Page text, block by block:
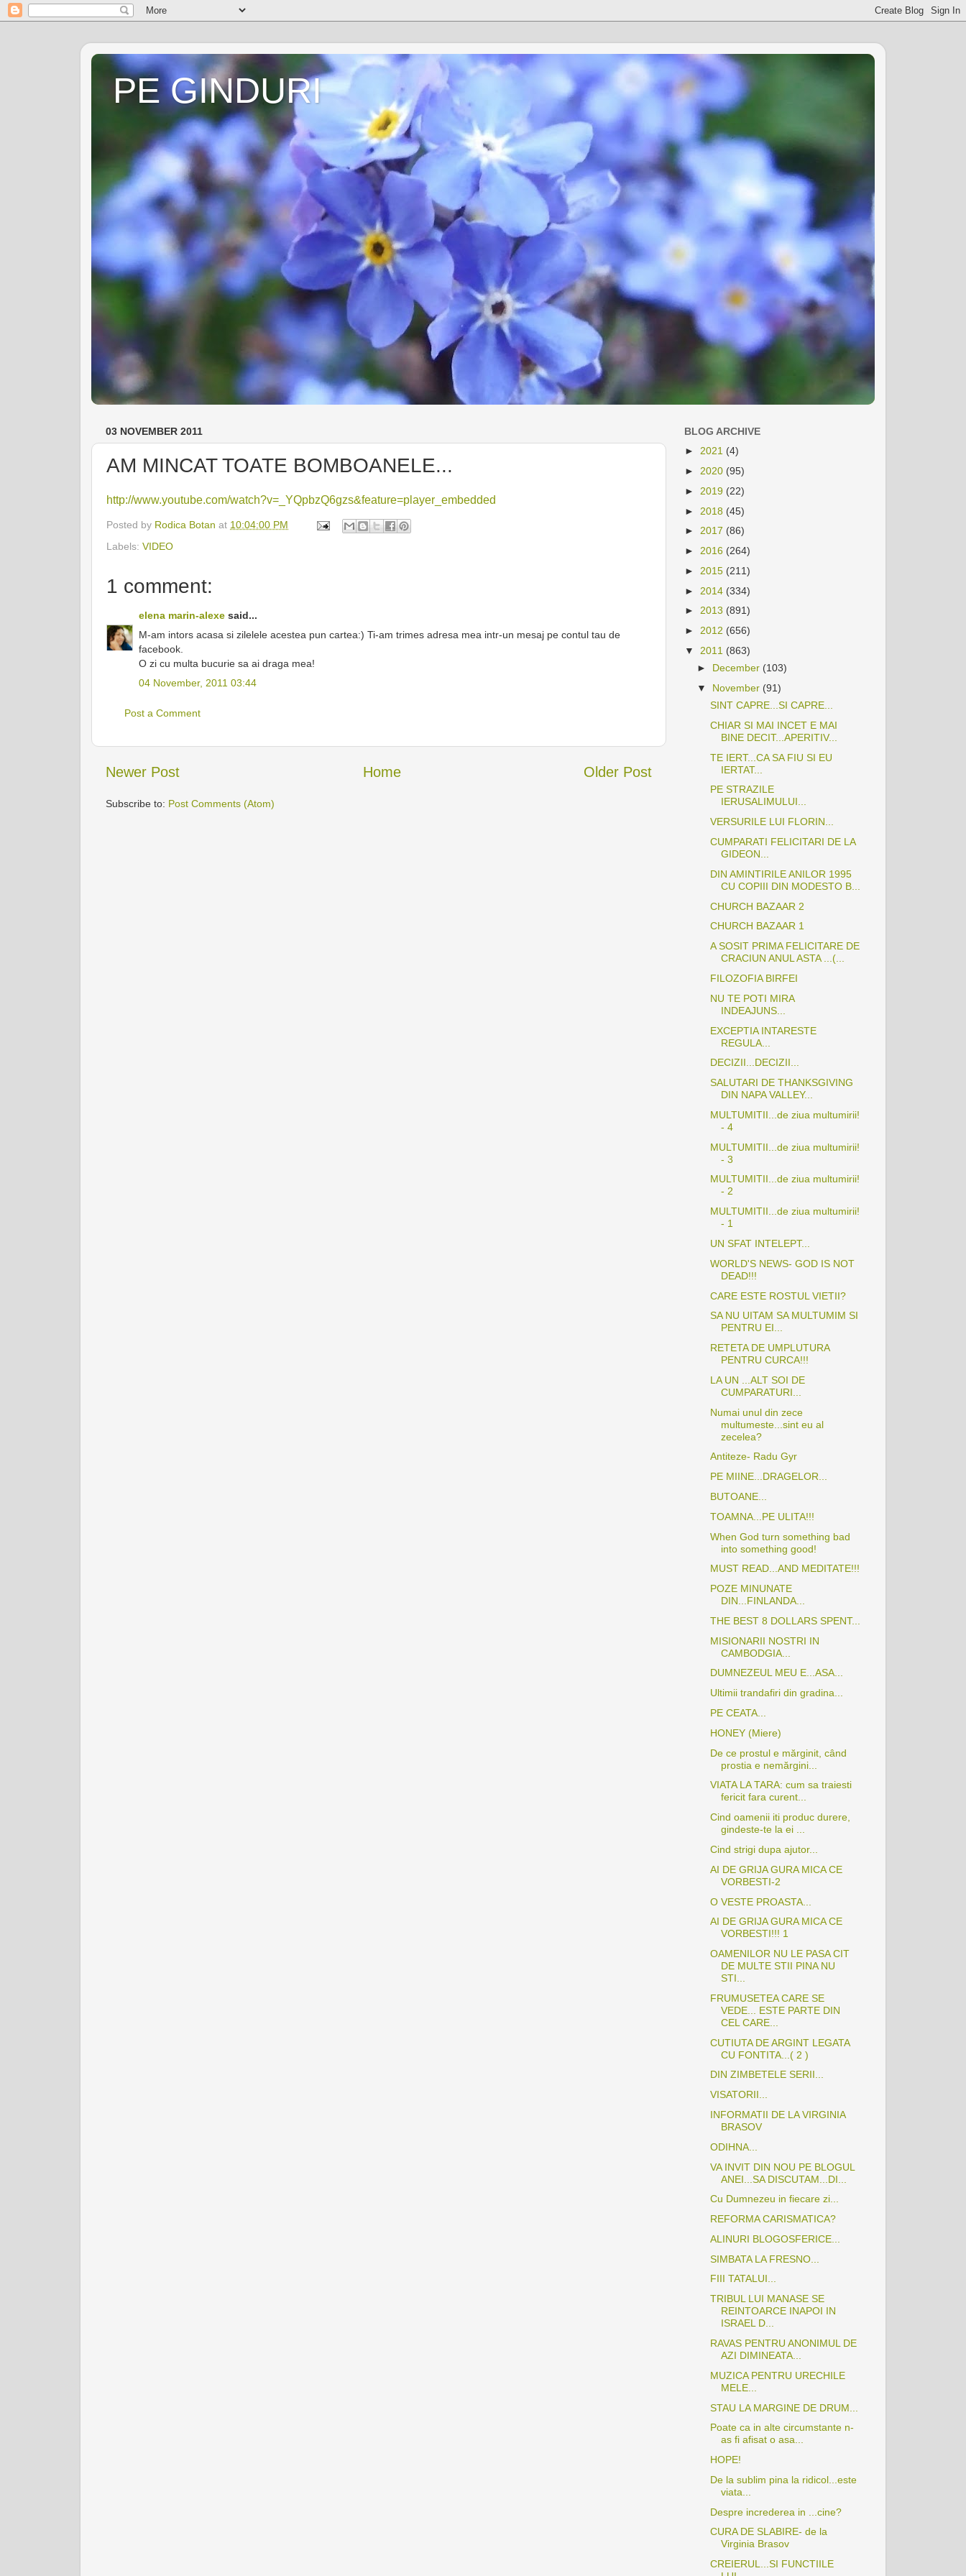
PE GINDURI
03 NOVEMBER 2011
AM MINCAT TOATE BOMBOANELE...
http://www.youtube.com/watch?v=_YQpbzQ6gzs&feature=player_embedded
Posted by Rodica Botan at 10:04:00 PM
Labels: VIDEO
1 comment:
elena marin-alexe said...
M-am intors acasa si zilelele acestea pun cartea:) Ti-am trimes adresa mea intr-un mesaj pe contul tau de
facebook.
O zi cu multa bucurie sa ai draga mea!
04 November, 2011 03:44
Post a Comment
Newer Post Older Post
Home
Subscribe to: Post Comments (Atom)
BLOG ARCHIVE
► 2021 (4)
► 2020 (95)
► 2019 (22)
► 2018 (45)
► 2017 (86)
► 2016 (264)
► 2015 (211)
► 2014 (334)
► 2013 (891)
► 2012 (656)
▼ 2011 (863)
► December (103)
▼ November (91)
SINT CAPRE...SI CAPRE...
CHIAR SI MAI INCET E MAI
BINE DECIT...APERITIV...
TE IERT...CA SA FIU SI EU
IERTAT...
PE STRAZILE
IERUSALIMULUI...
VERSURILE LUI FLORIN...
CUMPARATI FELICITARI DE LA
GIDEON...
DIN AMINTIRILE ANILOR 1995
CU COPIII DIN MODESTO B...
CHURCH BAZAAR 2
CHURCH BAZAAR 1
A SOSIT PRIMA FELICITARE DE
CRACIUN ANUL ASTA ...(...
FILOZOFIA BIRFEI
NU TE POTI MIRA
INDEAJUNS...
EXCEPTIA INTARESTE
REGULA...
DECIZII...DECIZII...
SALUTARI DE THANKSGIVING
DIN NAPA VALLEY...
MULTUMITII...de ziua multumirii!
- 4
MULTUMITII...de ziua multumirii!
- 3
MULTUMITII...de ziua multumirii!
- 2
MULTUMITII...de ziua multumirii!
- 1
UN SFAT INTELEPT...
WORLD'S NEWS- GOD IS NOT
DEAD!!!
CARE ESTE ROSTUL VIETII?
SA NU UITAM SA MULTUMIM SI
PENTRU EI...
RETETA DE UMPLUTURA
PENTRU CURCA!!!
LA UN ...ALT SOI DE
CUMPARATURI...
Numai unul din zece
multumeste...sint eu al
zecelea?
Antiteze- Radu Gyr
PE MIINE...DRAGELOR...
BUTOANE...
TOAMNA...PE ULITA!!!
When God turn something bad
into something good!
MUST READ...AND MEDITATE!!!
POZE MINUNATE
DIN...FINLANDA...
THE BEST 8 DOLLARS SPENT...
MISIONARII NOSTRI IN
CAMBODGIA...
DUMNEZEUL MEU E...ASA...
Ultimii trandafiri din gradina...
PE CEATA...
HONEY (Miere)
De ce prostul e mărginit, când
prostia e nemărgini...
VIATA LA TARA: cum sa traiesti
fericit fara curent...
Cind oamenii iti produc durere,
gindeste-te la ei ...
Cind strigi dupa ajutor...
AI DE GRIJA GURA MICA CE
VORBESTI-2
O VESTE PROASTA...
AI DE GRIJA GURA MICA CE
VORBESTI!!! 1
OAMENILOR NU LE PASA CIT
DE MULTE STII PINA NU
STI...
FRUMUSETEA CARE SE
VEDE... ESTE PARTE DIN
CEL CARE...
CUTIUTA DE ARGINT LEGATA
CU FONTITA...( 2 )
DIN ZIMBETELE SERII...
VISATORII...
INFORMATII DE LA VIRGINIA
BRASOV
ODIHNA...
VA INVIT DIN NOU PE BLOGUL
ANEI...SA DISCUTAM...DI...
Cu Dumnezeu in fiecare zi...
REFORMA CARISMATICA?
ALINURI BLOGOSFERICE...
SIMBATA LA FRESNO...
FIII TATALUI...
TRIBUL LUI MANASE SE
REINTOARCE INAPOI IN
ISRAEL D...
RAVAS PENTRU ANONIMUL DE
AZI DIMINEATA...
MUZICA PENTRU URECHILE
MELE...
STAU LA MARGINE DE DRUM...
Poate ca in alte circumstante n-
as fi afisat o asa...
HOPE!
De la sublim pina la ridicol...este
viata...
Despre increderea in ...cine?
CURA DE SLABIRE- de la
Virginia Brasov
CREIERUL...SI FUNCTIILE